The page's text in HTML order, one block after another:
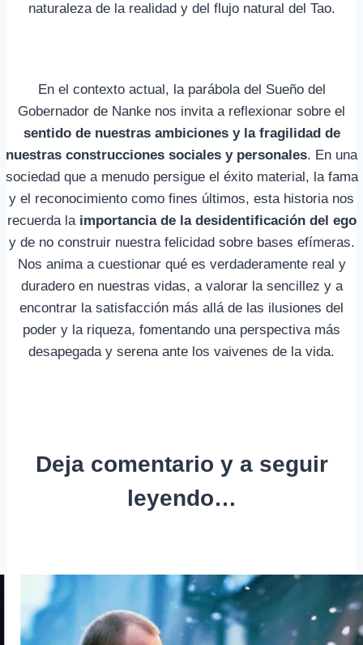
naturaleza de la realidad y del flujo natural del Tao.
En el contexto actual, la parábola del Sueño del
Gobernador de Nanke nos invita a reflexionar sobre el
sentido de nuestras ambiciones y la fragilidad de
nuestras construcciones sociales y personales. En una
sociedad que a menudo persigue el éxito material, la fama
y el reconocimiento como fines últimos, esta historia nos
recuerda la importancia de la desidentificación del ego
y de no construir nuestra felicidad sobre bases efímeras.
Nos anima a cuestionar qué es verdaderamente real y
duradero en nuestras vidas, a valorar la sencillez y a
encontrar la satisfacción más allá de las ilusiones del
poder y la riqueza, fomentando una perspectiva más
desapegada y serena ante los vaivenes de la vida.
Deja comentario y a seguir
leyendo…